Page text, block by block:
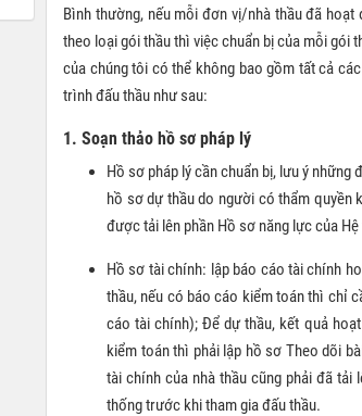
Bình thường, nếu mỗi đơn vị/nhà thầu đã
theo loại gói thầu thì việc chuẩn bị của mỗi gói
của chúng tôi có thể không bao gồm tất cả
trình đấu thầu như sau:
1. Soạn thảo hồ sơ pháp lý
Hồ sơ pháp lý cần chuẩn bị, lưu ý
hồ sơ dự thầu do người có thẩm quyền
được tải lên phần Hồ sơ năng lực của
Hồ sơ tài chính: lập báo cáo tài chính
thầu, nếu có báo cáo kiểm toán thì chỉ
cáo tài chính); Để dự thầu, kết quả
kiểm toán thì phải lập hồ sơ Theo dõi
tài chính của nhà thầu cũng phải đã tải
thống trước khi tham gia đấu thầu.